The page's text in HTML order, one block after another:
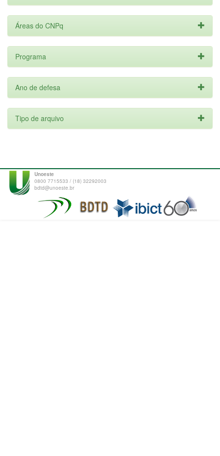
Áreas do CNPq
Programa
Ano de defesa
Tipo de arquivo
Unoeste
0800 7715533 / (18) 32292003
bdtd@unoeste.br